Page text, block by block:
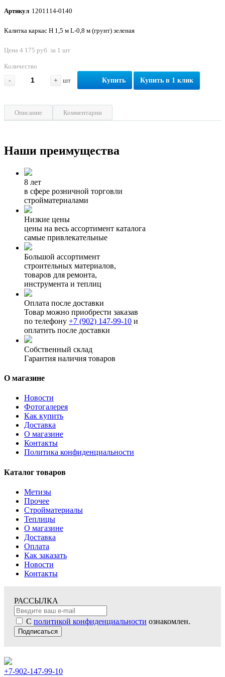
Артикул 1201114-0140
Калитка каркас Н 1,5 м L-0,8 м (грунт) зеленая
Цена 4 175 руб. за 1 шт
Количество
-
+ шт Купить Купить в 1 клик
Описание Комментарии
Наши преимущества
8 лет
в сфере розничной торговли
стройматериалами
Низкие цены
цены на весь ассортимент каталога
самые привлекательные
Большой ассортимент
строительных материалов,
товаров для ремонта,
инструмента и теплиц
Оплата после доставки
Товар можно приобрести заказав
по телефону +7 (902) 147-99-10 и
оплатить после доставки
Собственный склад
Гарантия наличия товаров
О магазине
Новости
Фотогалерея
Как купить
Доставка
О магазине
Контакты
Политика конфиденциальности
Каталог товаров
Метизы
Прочее
Стройматериалы
Теплицы
О магазине
Доставка
Оплата
Как заказать
Новости
Контакты
РАССЫЛКА
С политикой конфиденциальности ознакомлен.
Подписаться
+7-902-147-99-10